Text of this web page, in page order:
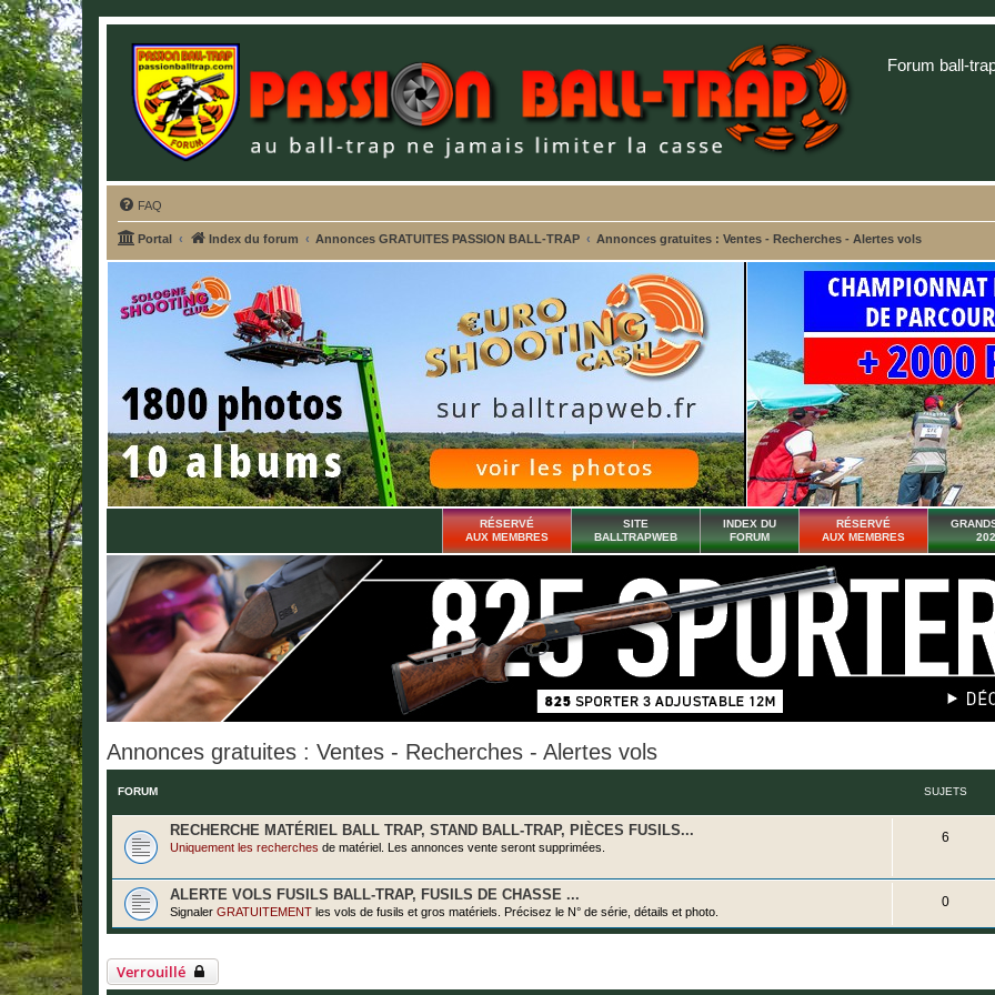
Forum ball-
FAQ
Portal Index du forum Annonces GRATUITES PASSION BALL-TRAP Annonces gratuites : Ventes - Recherches - Alertes vols
RÉSERVÉ
AUX MEMBRES
SITE
BALLTRAPWEB
INDEX DU
FORUM
RÉSERVÉ
AUX MEMBRES
Annonces gratuites : Ventes - Recherches - Alertes vols
FORUM SUJETS
RECHERCHE MATÉRIEL BALL TRAP, STAND BALL-TRAP, PIÈCES FUSILS...
Uniquement les recherches de matériel. Les annonces vente seront supprimées
6S
ALERTE VOLS FUSILS BALL-TRAP, FUSILS DE CHASSE ...
Signaler GRATUITEMENT les vols de fusils et gros matériels. Précisez le N° de série, détails et photo.
0S
u
e
Verrouillé